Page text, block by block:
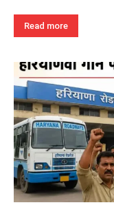
Read more